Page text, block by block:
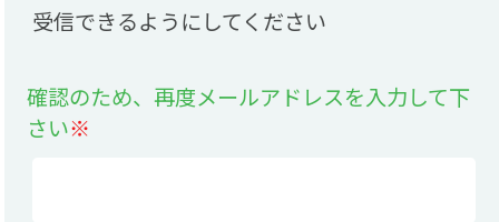
受信できるようにしてください
確認のため、再度メールアドレスを入力して下
さい※